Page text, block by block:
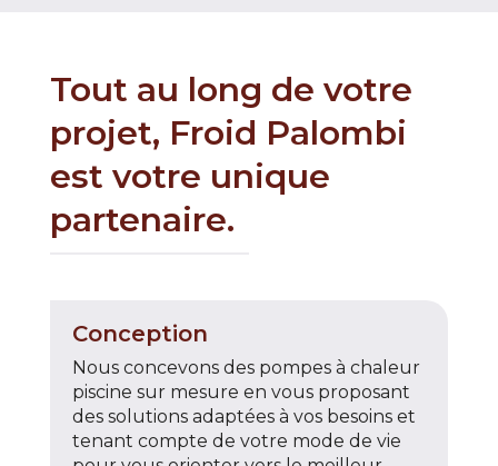
Tout au long de votre
projet, Froid Palombi
est votre unique
partenaire.
Conception
Nous concevons des pompes à chaleur
piscine sur mesure en vous proposant
des solutions adaptées à vos besoins et
tenant compte de votre mode de vie